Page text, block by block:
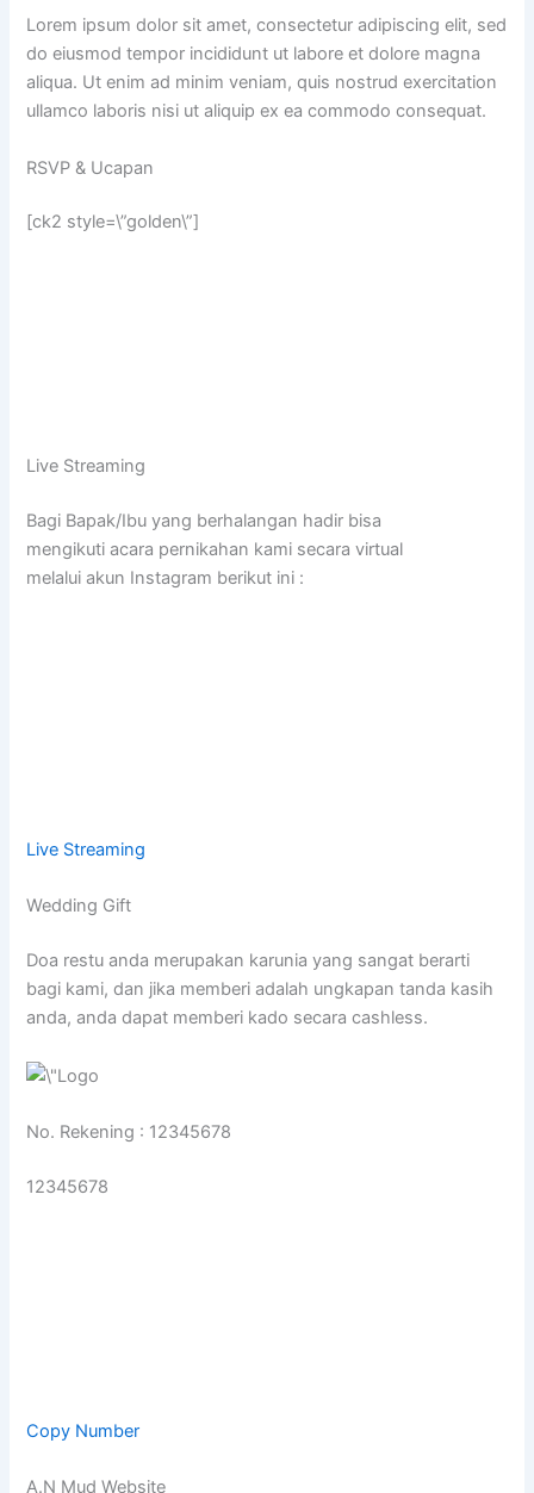
Lorem ipsum dolor sit amet, consectetur adipiscing elit, sed
do eiusmod tempor incididunt ut labore et dolore magna
aliqua. Ut enim ad minim veniam, quis nostrud exercitation
ullamco laboris nisi ut aliquip ex ea commodo consequat.
RSVP & Ucapan
[ck2 style=\”golden\”]
Live Streaming
Bagi Bapak/Ibu yang berhalangan hadir bisa
mengikuti acara pernikahan kami secara virtual
melalui akun Instagram berikut ini :
Live Streaming
Wedding Gift
Doa restu anda merupakan karunia yang sangat berarti
bagi kami, dan jika memberi adalah ungkapan tanda kasih
anda, anda dapat memberi kado secara cashless.
No. Rekening : 12345678
12345678
Copy Number
A.N Mud Website